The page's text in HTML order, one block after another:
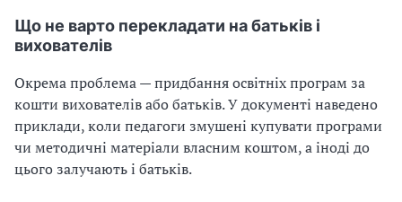
Що не варто перекладати на батьків і
вихователів
Окрема проблема — придбання освітніх програм за
кошти вихователів або батьків. У документі наведено
приклади, коли педагоги змушені купувати програми
чи методичні матеріали власним коштом, а іноді до
цього залучають і батьків.